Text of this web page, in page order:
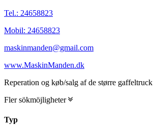
Tel.: 24658823
Mobil: 24658823
maskinmanden@gmail.com
www.MaskinManden.dk
Reperation og køb/salg af de større gaffeltruck
Fler sökmöjligheter
Typ